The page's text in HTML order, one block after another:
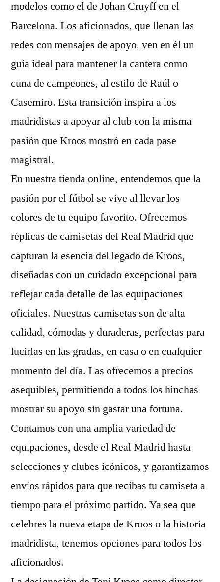
modelos como el de Johan Cruyff en el
Barcelona. Los aficionados, que llenan las
redes con mensajes de apoyo, ven en él un
guía ideal para mantener la cantera como
cuna de campeones, al estilo de Raúl o
Casemiro. Esta transición inspira a los
madridistas a apoyar al club con la misma
pasión que Kroos mostró en cada pase
magistral.
En nuestra tienda online, entendemos que la
pasión por el fútbol se vive al llevar los
colores de tu equipo favorito. Ofrecemos
réplicas de camisetas del Real Madrid que
capturan la esencia del legado de Kroos,
diseñadas con un cuidado excepcional para
reflejar cada detalle de las equipaciones
oficiales. Nuestras camisetas son de alta
calidad, cómodas y duraderas, perfectas para
lucirlas en las gradas, en casa o en cualquier
momento del día. Las ofrecemos a precios
asequibles, permitiendo a todos los hinchas
mostrar su apoyo sin gastar una fortuna.
Contamos con una amplia variedad de
equipaciones, desde el Real Madrid hasta
selecciones y clubes icónicos, y garantizamos
envíos rápidos para que recibas tu camiseta a
tiempo para el próximo partido. Ya sea que
celebres la nueva etapa de Kroos o la historia
madridista, tenemos opciones para todos los
aficionados.